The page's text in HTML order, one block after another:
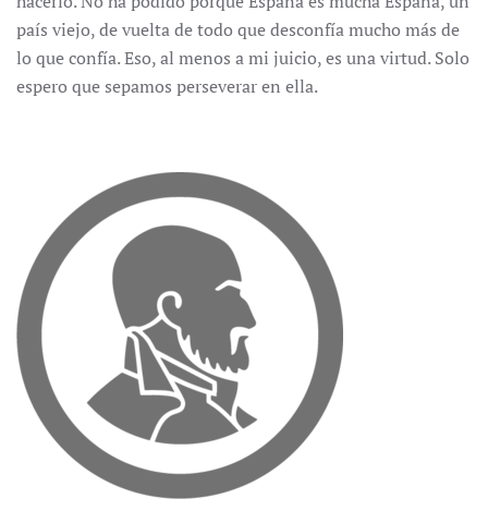
país viejo, de vuelta de todo que desconfía mucho más de
lo que confía. Eso, al menos a mi juicio, es una virtud. Solo
espero que sepamos perseverar en ella.